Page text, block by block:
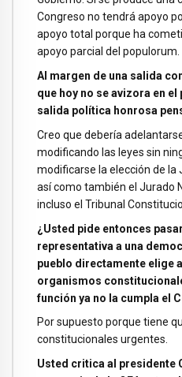
Congreso no tendrá apoyo
apoyo total porque ha
apoyo parcial del populorum.
Al margen de una salida
que hoy no se avizora en el
salida política honrosa
Creo que debería
modificando las leyes sin
modificarse la elección de la
así como también el Jurado
incluso el Tribunal
¿Usted pide entonces
representativa a una
pueblo directamente elige
organismos
función ya no la cumpla el
Por supuesto porque tiene
constitucionales urgentes.
Usted critica al presidente